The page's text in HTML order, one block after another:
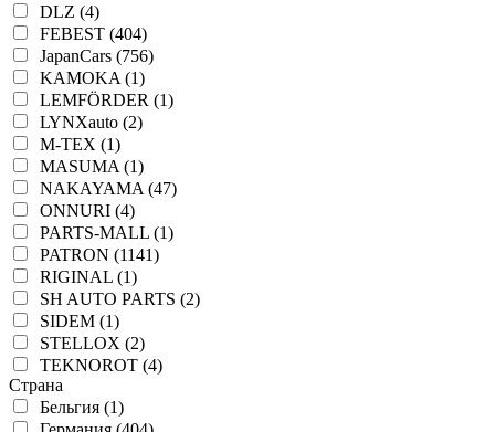
DLZ (4)
FEBEST (404)
JapanCars (756)
KAMOKA (1)
LEMFÖRDER (1)
LYNXauto (2)
M-TEX (1)
MASUMA (1)
NAKAYAMA (47)
ONNURI (4)
PARTS-MALL (1)
PATRON (1141)
RIGINAL (1)
SH AUTO PARTS (2)
SIDEM (1)
STELLOX (2)
TEKNOROT (4)
Страна
Бельгия (1)